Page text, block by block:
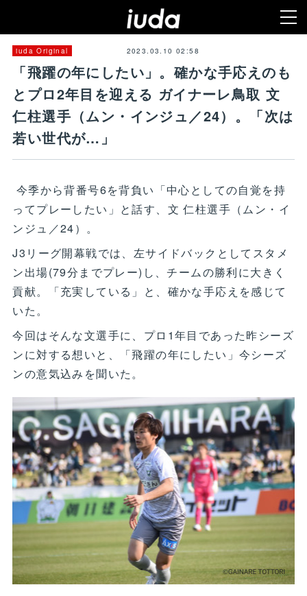
iuda Original 2023.03.10 02:58
「飛躍の年にしたい」。確かな手応えのも
とプロ2年目を迎える ガイナーレ鳥取 文
仁柱選手（ムン・インジュ／24）。「次は
若い世代が…」
今季から背番号6を背負い「中心としての自覚を持
ってプレーしたい」と話す、文 仁柱選手（ムン・イ
ンジュ／24）。
J3リーグ開幕戦では、左サイドバックとしてスタメ
ン出場(79分までプレー)し、チームの勝利に大きく
貢献。「充実している」と、確かな手応えを感じて
いた。
今回はそんな文選手に、プロ1年目であった昨シーズ
ンに対する想いと、「飛躍の年にしたい」今シーズ
ンの意気込みを聞いた。